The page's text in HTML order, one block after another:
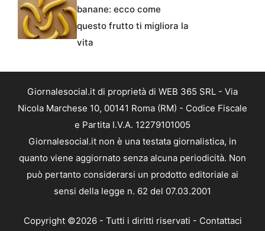
banane: ecco come
questo frutto ti migliora la
vita
Giornalesocial.it di proprietà di WEB 365 SRL - Via
Nicola Marchese 10, 00141 Roma (RM) - Codice Fiscale
e Partita I.V.A. 12279101005
Giornalesocial.it non è una testata giornalistica, in
quanto viene aggiornato senza alcuna periodicità. Non
può pertanto considerarsi un prodotto editoriale ai
sensi della legge n. 62 del 07.03.2001
Copyright ©2026 - Tutti i diritti riservati - Contattaci